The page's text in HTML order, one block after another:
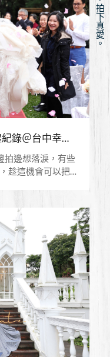
台中婚攝｜Hsu ＆ Anyo｜婚禮紀錄＠台中幸福莊園/戶外美式婚禮
拍邊想落淚，有些
趁這機會可以把
婚禮 ＋
紗/婚禮平面攝影
ALL Rights====
IG：